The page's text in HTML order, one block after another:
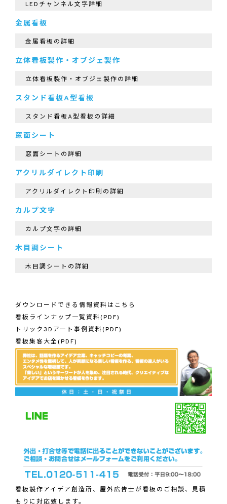
LEDチャンネル文字詳細
金属看板
金属看板の詳細
立体看板製作・オブジェ製作
立体看板製作・オブジェ製作の詳細
スタンド看板A型看板
スタンド看板A型看板の詳細
窓面シート
窓面シートの詳細
アクリルダイレクト印刷
アクリルダイレクト印刷の詳細
カルプ文字
カルプ文字の詳細
木目調シート
木目調シートの詳細
ダウンロードできる情報資料はこちら
看板ラインナップ一覧資料(PDF)
トリック3Dアート事例資料(PDF)
看板集客大全(PDF)
看板製作アイデア創造所、屋外広告士が看板のご相談、見積
もりに対応致します。